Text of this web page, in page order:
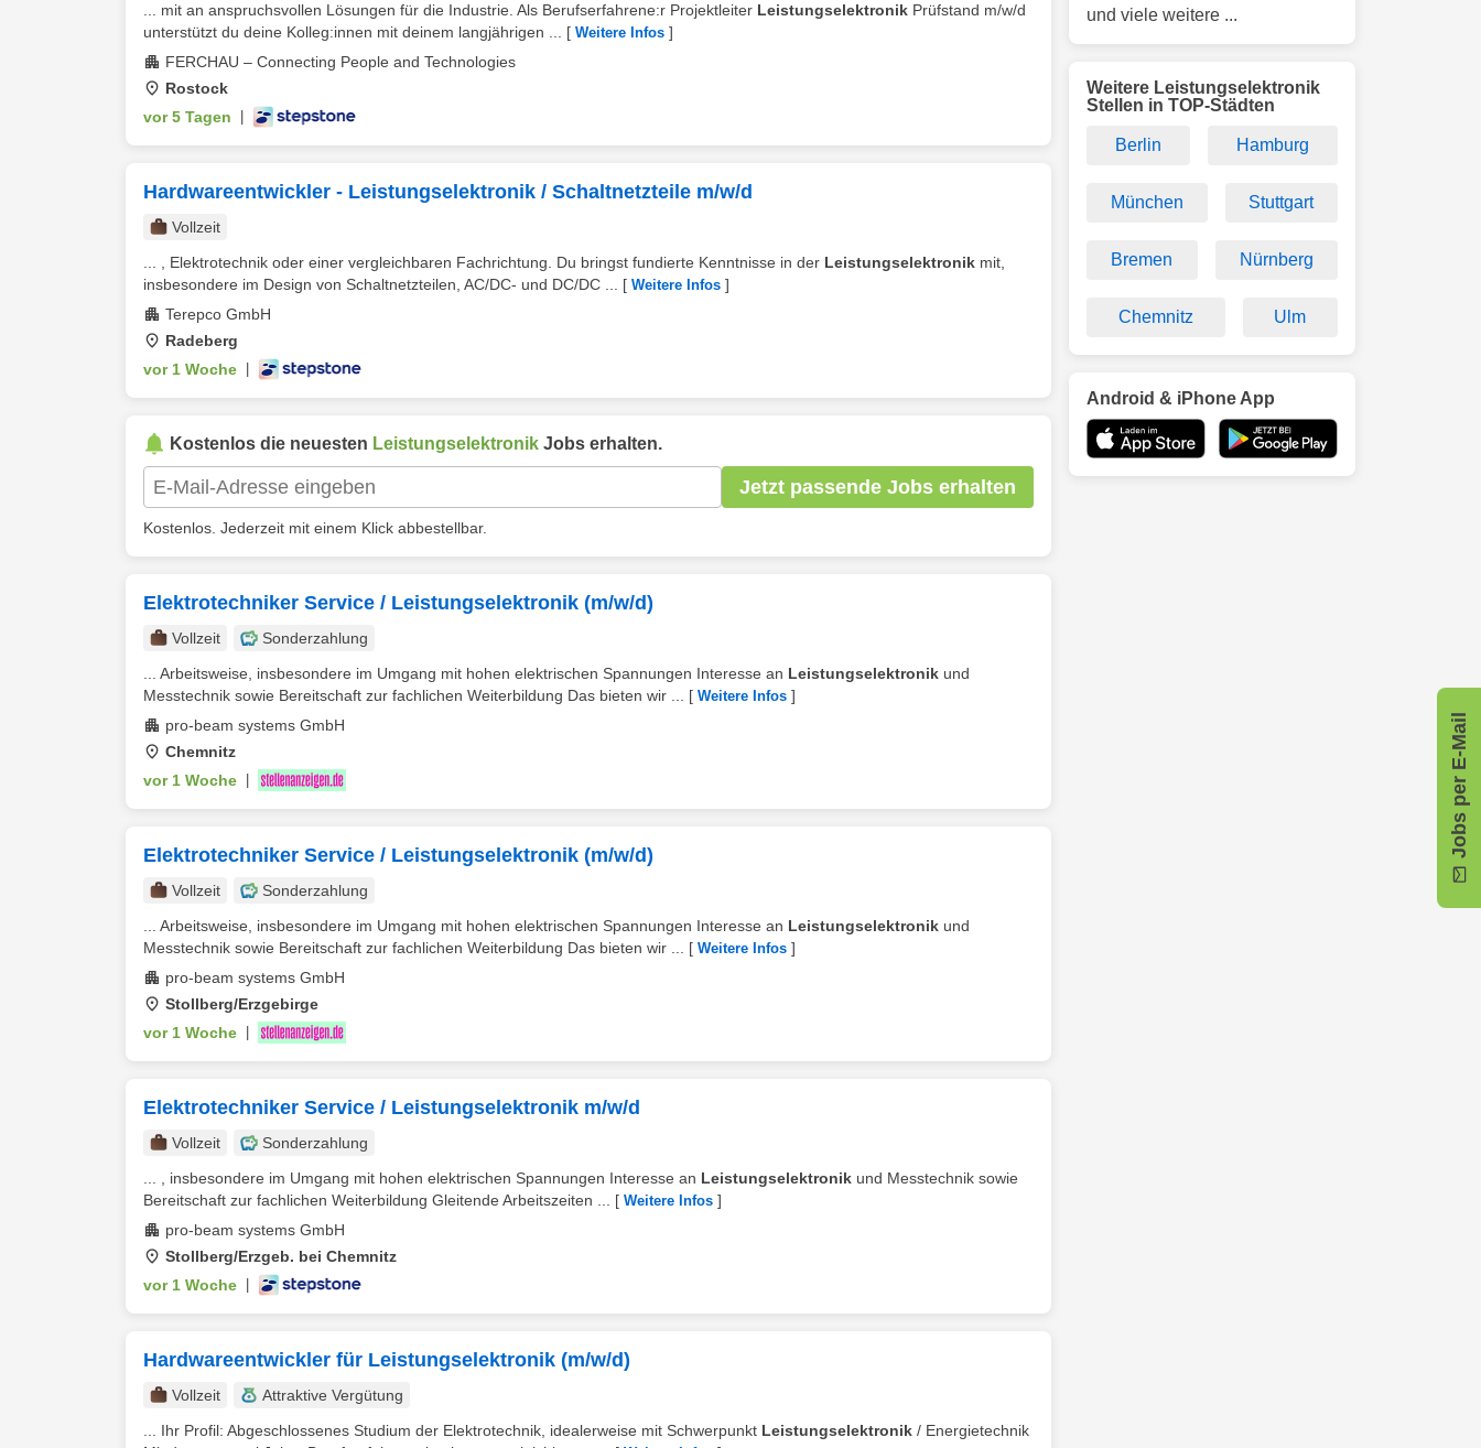
... mit an anspruchsvollen Lösungen für die Industrie. Als Berufserfahrene:r Projektleiter Leistungselektronik Prüfstand m/w/d
unterstützt du deine Kolleg:innen mit deinem langjährigen ...
[ Weitere Infos ]
FERCHAU – Connecting People and Technologies
Rostock
vor 5 Tagen
Hardwareentwickler - Leistungselektronik / Schaltnetzteile m/w/d
Vollzeit
... , Elektrotechnik oder einer vergleichbaren Fachrichtung. Du bringst fundierte Kenntnisse in der Leistungselektronik mit,
insbesondere im Design von Schaltnetzteilen, AC/DC- und DC/DC ...
[ Weitere Infos ]
Terepco GmbH
Radeberg
vor 1 Woche
Kostenlos die neuesten Leistungselektronik Jobs erhalten.
Jetzt passende Jobs erhalten
Kostenlos. Jederzeit mit einem Klick abbestellbar.
Elektrotechniker Service / Leistungselektronik (m/w/d)
Vollzeit
Sonderzahlung
... Arbeitsweise, insbesondere im Umgang mit hohen elektrischen Spannungen Interesse an Leistungselektronik und
Messtechnik sowie Bereitschaft zur fachlichen Weiterbildung Das bieten wir ...
[ Weitere Infos ]
pro-beam systems GmbH
Chemnitz
vor 1 Woche
Elektrotechniker Service / Leistungselektronik (m/w/d)
Vollzeit
Sonderzahlung
... Arbeitsweise, insbesondere im Umgang mit hohen elektrischen Spannungen Interesse an Leistungselektronik und
Messtechnik sowie Bereitschaft zur fachlichen Weiterbildung Das bieten wir ...
[ Weitere Infos ]
pro-beam systems GmbH
Stollberg/Erzgebirge
vor 1 Woche
Elektrotechniker Service / Leistungselektronik m/w/d
Vollzeit
Sonderzahlung
... , insbesondere im Umgang mit hohen elektrischen Spannungen Interesse an Leistungselektronik und Messtechnik sowie
Bereitschaft zur fachlichen Weiterbildung Gleitende Arbeitszeiten ...
[ Weitere Infos ]
pro-beam systems GmbH
Stollberg/Erzgeb. bei Chemnitz
vor 1 Woche
Hardwareentwickler für Leistungselektronik (m/w/d)
Vollzeit
Attraktive Vergütung
... Ihr Profil: Abgeschlossenes Studium der Elektrotechnik, idealerweise mit Schwerpunkt Leistungselektronik / Energietechnik
Jobs per E-Mail
und viele weitere ...
Weitere Leistungselektronik
Stellen in TOP-Städten
Berlin Hamburg
München Stuttgart
Bremen Nürnberg
Chemnitz Ulm
Android & iPhone App